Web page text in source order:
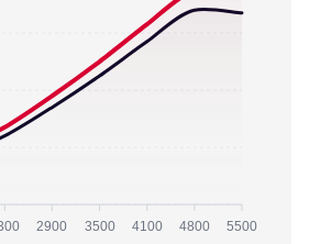
2900 3500 4100 4800 5500